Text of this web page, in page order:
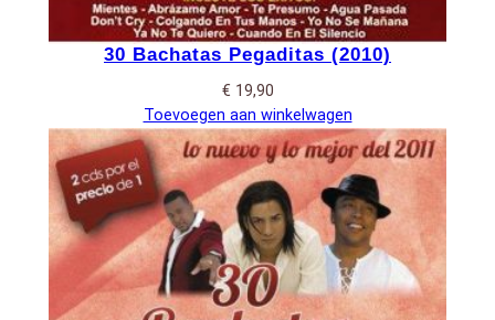
30 Bachatas Pegaditas (2010)
€ 19,90
Toevoegen aan winkelwagen